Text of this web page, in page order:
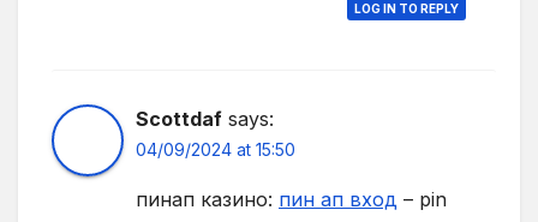
LOG IN TO REPLY
Scottdaf says:
04/09/2024 at 15:50
пинап казино: пин ап вход – pin